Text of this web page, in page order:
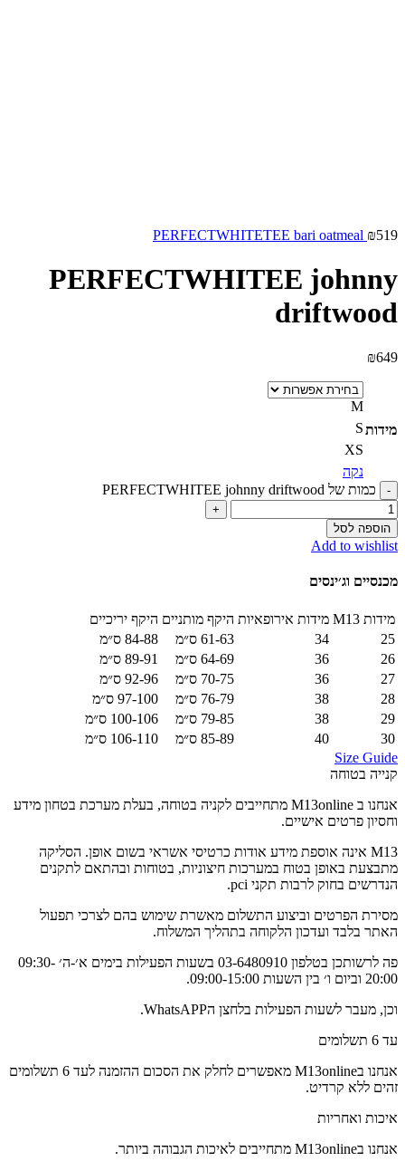
PERFECTWHITETEE bari oatmeal ₪519
PERFECTWHITEE johnny
driftwood
₪649
מידות
M
S
XS
נקה
כמות של PERFECTWHITEE johnny driftwood
הוספה לסל
Add to wishlist
מכנסיים וג׳ינסים
מידות M13 מידות אירופאיות היקף מותניים היקף יריכיים
25
34 61-63 ס״מ
84-88 ס״מ
26
36 64-69 ס״מ
89-91 ס״מ
27
36 70-75 ס״מ
92-96 ס״מ
28
38 76-79 ס״מ
97-100 ס״מ
29
38 79-85 ס״מ
100-106 ס״מ
30
40 85-89 ס״מ
106-110 ס״מ
Size Guide
קנייה בטוחה
אנחנו ב M13online מתחייבים לקניה בטוחה, בעלת מערכת בטחון מידע
וחסיון פרטים אישיים.
M13 אינה אוספת מידע אודות כרטיסי אשראי בשום אופן. הסליקה
מתבצעת באופן בטוח במערכות חיצוניות, בטוחות ובהתאם לתקנים
הנדרשים בחוק לרבות תקני pci.
מסירת הפרטים וביצוע התשלום מאשרת שימוש בהם לצרכי תפעול
האתר בלבד ועדכון הלקוחה בתהליך המשלוח.
פה לרשותכן בטלפון 03-6480910 בשעות הפעילות בימים א׳-ה׳ 09:30-
20:00 וביום ו׳ בין השעות 09:00-15:00.
וכן, מעבר לשעות הפעילות בלחצן הWhatsAPP.
עד 6 תשלומים
אנחנו בM13online מאפשרים לחלק את הסכום ההזמנה לעד 6 תשלומים
זהים ללא קרדיט.
איכות ואחריות
אנחנו בM13online מתחייבים לאיכות הגבוהה ביותר.